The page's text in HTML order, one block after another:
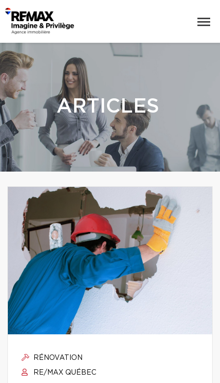
ARTICLES
RÉNOVATION
RE/MAX QUÉBEC